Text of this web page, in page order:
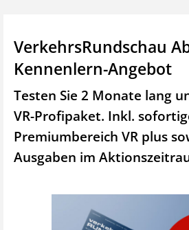
VerkehrsRundschau
Kennenlern-Angebot
Testen Sie 2 Monate lang
VR-Profipaket. Inkl.
Premiumbereich VR plus
Ausgaben im